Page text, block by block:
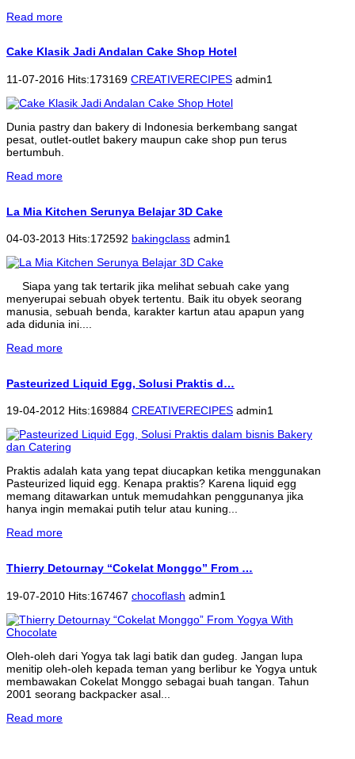
Read more
Cake Klasik Jadi Andalan Cake Shop Hotel
11-07-2016 Hits:173169 CREATIVERECIPES admin1
Dunia pastry dan bakery di Indonesia berkembang sangat
pesat, outlet-outlet bakery maupun cake shop pun terus
bertumbuh.
Read more
La Mia Kitchen Serunya Belajar 3D Cake
04-03-2013 Hits:172592 bakingclass admin1
Siapa yang tak tertarik jika melihat sebuah cake yang
menyerupai sebuah obyek tertentu. Baik itu obyek seorang
manusia, sebuah benda, karakter kartun atau apapun yang
ada didunia ini....
Read more
Pasteurized Liquid Egg, Solusi Praktis d…
19-04-2012 Hits:169884 CREATIVERECIPES admin1
Praktis adalah kata yang tepat diucapkan ketika menggunakan
Pasteurized liquid egg. Kenapa praktis? Karena liquid egg
memang ditawarkan untuk memudahkan penggunanya jika
hanya ingin memakai putih telur atau kuning...
Read more
Thierry Detournay “Cokelat Monggo” From …
19-07-2010 Hits:167467 chocoflash admin1
Oleh-oleh dari Yogya tak lagi batik dan gudeg. Jangan lupa
menitip oleh-oleh kepada teman yang berlibur ke Yogya untuk
membawakan Cokelat Monggo sebagai buah tangan. Tahun
2001 seorang backpacker asal...
Read more